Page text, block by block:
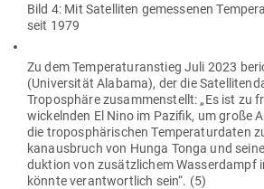
Bild 4: Mit Satel­liten gemes­senen
seit 1979
Zu dem Tem­pe­ra­tur­an­stieg Juli 2023
(Uni­ver­sität Alabama), der die
Tro­po­sphäre zusam­men­stellt: „Es ist zu
wi­ckelnden El Nino im Pazifik, um große
die tro­po­sphä­ri­schen Tem­pe­ra­tur­daten
kan­aus­bruch von Hunga Tonga und
duktion von zusätz­lichem Was­ser­dampf
könnte ver­ant­wortlich sein“. (5)